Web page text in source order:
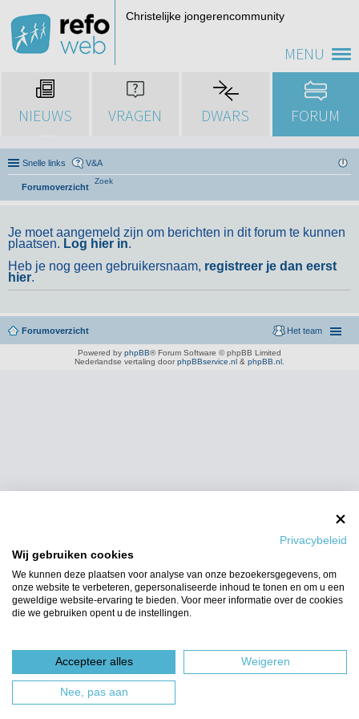
Privacybeleid
Wij gebruiken cookies
We kunnen deze plaatsen voor analyse van onze bezoekersgegevens, om
onze website te verbeteren, gepersonaliseerde inhoud te tonen en om u een
geweldige website-ervaring te bieden. Voor meer informatie over de cookies
die we gebruiken opent u de instellingen.
Accepteer alles Weigeren
Nee, pas aan
MENU
Christelijke jongerencommunity
NIEUWS VRAGEN DWARS FORUM
Snelle links V&A
Forumoverzicht
Zoek
Je moet aangemeld zijn om berichten in dit forum te kunnen
plaatsen. Log hier in.
Heb je nog geen gebruikersnaam, registreer je dan eerst
hier.
Forumoverzicht Het team
Powered by phpBB® Forum Software © phpBB Limited
Nederlandse vertaling door phpBBservice.nl & phpBB.nl